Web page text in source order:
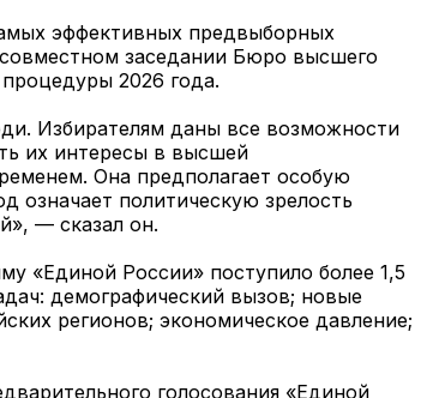
эффективных предвыборных
заседании Бюро высшего
2026 года.
Избирателям даны все возможности
их интересы в высшей
Она предполагает особую
означает политическую зрелость
— сказал он.
«Единой России» поступило более 1,5
демографический вызов; новые
регионов; экономическое давление;
голосования «Единой